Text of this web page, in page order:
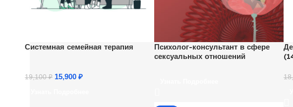
Системная семейная терапия
19,100₽ 15,900 ₽
Психолог-консультант в сфере
сексуальных отношений